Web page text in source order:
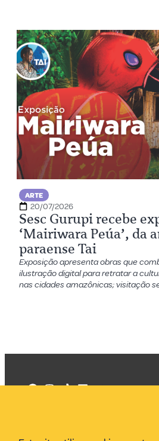
ARTE
20/07/2026
Sesc Gurupi recebe
‘Mairiwara Peúa’, da
paraense Tai
Exposição apresenta obras que
ilustração digital para retratar a
nas cidades amazônicas; visitação